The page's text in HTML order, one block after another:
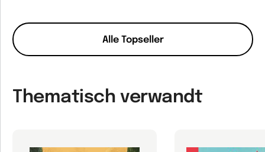
Alle Topseller
Thematisch verwandt